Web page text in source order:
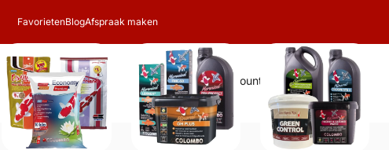
FavorietenBlogAfspraak maken
Zoeken Account Winkelwagen 0